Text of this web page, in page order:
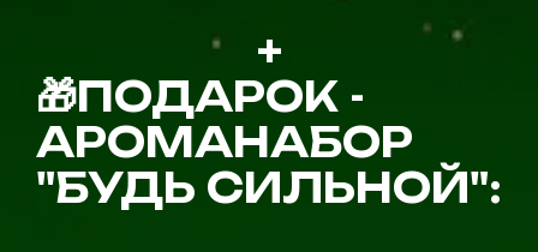
+
🎁ПОДАРОК -
АРОМАНАБОР
"БУДЬ СИЛЬНОЙ":